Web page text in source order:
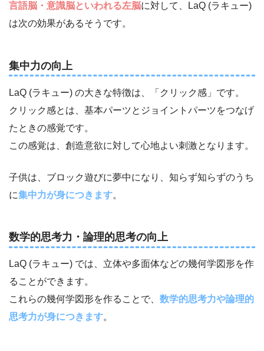
言語脳・意識脳といわれる左脳に対して、LaQ (ラキュー)
は次の効果があるそうです。
集中力の向上
LaQ (ラキュー) の大きな特徴は、「クリック感」です。
クリック感とは、基本パーツとジョイントパーツをつなげ
たときの感覚です。
この感覚は、創造意欲に対して心地よい刺激となります。
子供は、ブロック遊びに夢中になり、知らず知らずのうち
に集中力が身につきます。
数学的思考力・論理的思考の向上
LaQ (ラキュー) では、立体や多面体などの幾何学図形を作
ることができます。
これらの幾何学図形を作ることで、 数学的思考力や論理的
思考力が身につきます。